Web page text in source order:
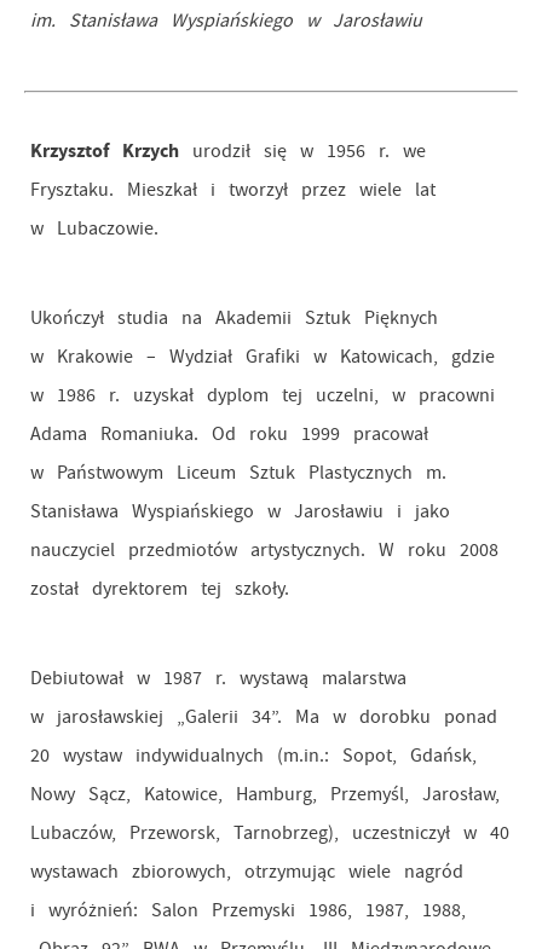
im. Stanisława Wyspiańskiego w Jarosławiu
Krzysztof Krzychurodził się w 1956 r. we
Frysztaku. Mieszkał i tworzył przez wiele lat
w Lubaczowie.
Ukończył studia na Akademii Sztuk Pięknych
w Krakowie – Wydział Grafiki w Katowicach, gdzie
w 1986 r. uzyskał dyplom tej uczelni, w pracowni
Adama Romaniuka. Od roku 1999 pracował
w Państwowym Liceum Sztuk Plastycznych m.
Stanisława Wyspiańskiego w Jarosławiu i jako
nauczyciel przedmiotów artystycznych. W roku 2008
został dyrektorem tej szkoły.
Debiutował w 1987 r. wystawą malarstwa
w jarosławskiej „Galerii 34”. Ma w dorobku ponad
20 wystaw indywidualnych (m.in.: Sopot, Gdańsk,
Nowy Sącz, Katowice, Hamburg, Przemyśl, Jarosław,
Lubaczów, Przeworsk, Tarnobrzeg), uczestniczył w 40
wystawach zbiorowych, otrzymując wiele nagród
i wyróżnień: Salon Przemyski 1986, 1987, 1988,